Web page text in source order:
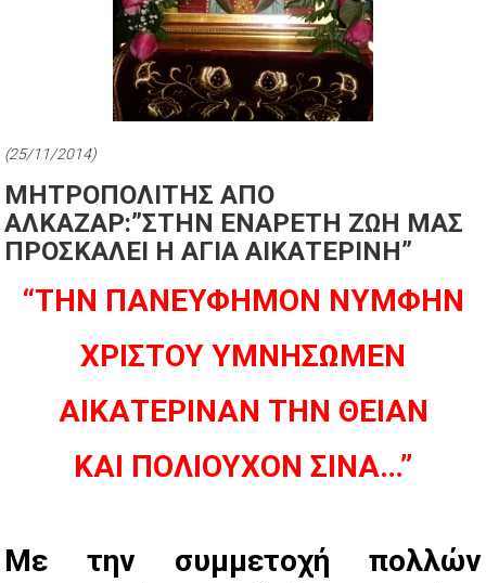
(25/11/2014)
ΜΗΤΡΟΠΟΛΙΤΗΣ ΑΠΟ
ΑΛΚΑΖΑΡ:”ΣΤΗΝ ΕΝΑΡΕΤΗ ΖΩΗ ΜΑΣ
ΠΡΟΣΚΑΛΕΙ Η ΑΓΙΑ ΑΙΚΑΤΕΡΙΝΗ”
“ΤΗΝ ΠΑΝΕΥΦΗΜΟΝ ΝΥΜΦΗΝ
ΧΡΙΣΤΟΥ ΥΜΝΗΣΩΜΕΝ
ΑΙΚΑΤΕΡΙΝΑΝ ΤΗΝ ΘΕΙΑΝ
ΚΑΙ ΠΟΛΙΟΥΧΟΝ ΣΙΝΑ…”
Με την συμμετοχή πολλών